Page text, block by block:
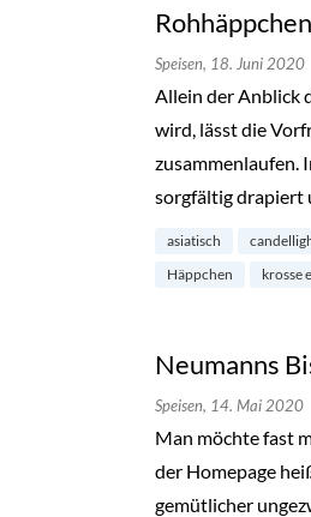
Speisen, 18. Juni 2020
Allein der Anblick
wird, lässt die
zusammenlaufen.
sorgfältig drapiert
asiatisch
Häppchen
krosse
Neumanns
Speisen, 14. Mai 2020
Man möchte fast
der Homepage
gemütlicher